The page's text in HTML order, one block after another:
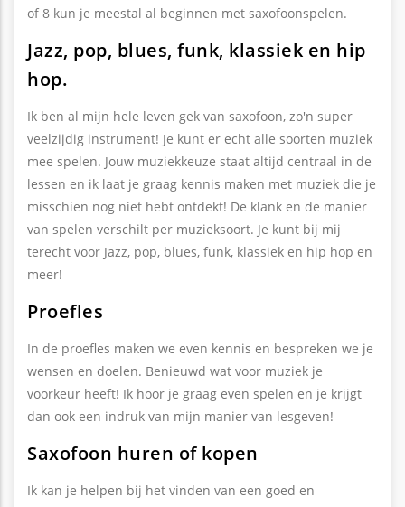
of 8 kun je meestal al beginnen met saxofoonspelen.
Jazz, pop, blues, funk, klassiek en hip
hop.
Ik ben al mijn hele leven gek van saxofoon, zo'n super
veelzijdig instrument! Je kunt er echt alle soorten muziek
mee spelen. Jouw muziekkeuze staat altijd centraal in de
lessen en ik laat je graag kennis maken met muziek die je
misschien nog niet hebt ontdekt! De klank en de manier
van spelen verschilt per muzieksoort. Je kunt bij mij
terecht voor Jazz, pop, blues, funk, klassiek en hip hop en
meer!
Proefles
In de proefles maken we even kennis en bespreken we je
wensen en doelen. Benieuwd wat voor muziek je
voorkeur heeft! Ik hoor je graag even spelen en je krijgt
dan ook een indruk van mijn manier van lesgeven!
Saxofoon huren of kopen
Ik kan je helpen bij het vinden van een goed en